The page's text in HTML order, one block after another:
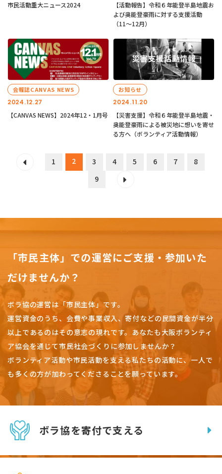
市民活動重大ニュース2024
【活動報告】令和６年能登半島地震お
よび奥能登豪雨に対する支援活動
（11〜12月）
2024.12.27
会報誌CANVAS NEWS
【CANVAS NEWS】2024年12・1月号
2024.11.20
お知らせ
【災害支援】令和６年能登半島地震・
奥能登豪雨による被災地に想いを寄せ
る方へ（ボランティア活動情報）
1 2 3 4 5 6 7
8
9
「市民主体」での運営にご支援・参加いた
だけませんか？
ボラ協の運営は「市民主体」です。
運営資金のうち、会費や事業収入、寄付などの民間資金が半分
以上であるのはその意志の現れです。 あなたも大阪ボランティ
ア協会を通じて市民社会づくりに参加しませんか？
ボランティア活動や市民活動を支える私たちの活動に、一人で
も多くの方が加わってくださることを願っています。
ボラ協を寄付で支える